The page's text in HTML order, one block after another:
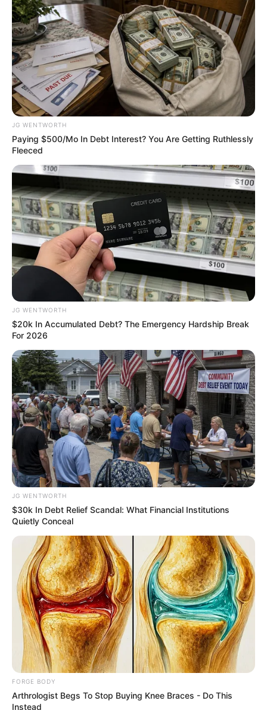
Tarantino’s Latest Effort Will Probably Be His Best
To Date
BRAINBERRIES
These 6 Movies Were So Bad That They Became
Instant Classics
BRAINBERRIES
When Fame Meets Fragility: 6 Celebrity Stories
You Won't Forget
BRAINBERRIES
Too Hot For TV? These Scenes Slipped Through
Anyway
BRAINBERRIES
They Laughed At Her Curves—Now She's A
Modeling Sensation
BRAINBERRIES
Did They Lie To Us In This Movie?
JG WENTWORTH
Paying $500/Mo In Debt Interest? You Are Getting Ruthlessly
Fleeced
JG WENTWORTH
$20k In Accumulated Debt? The Emergency Hardship Break
For 2026
JG WENTWORTH
$30k In Debt Relief Scandal: What Financial Institutions
Quietly Conceal
FORGE BODY
Arthrologist Begs To Stop Buying Knee Braces - Do This
Instead